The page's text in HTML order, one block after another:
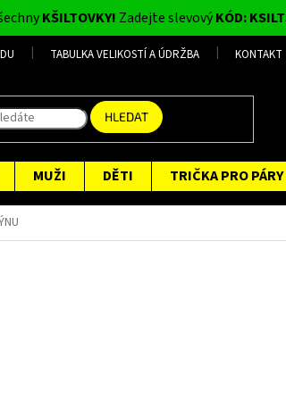
KŠILTOVKY! Zadejte slevovýKÓD:
TABULKA VELIKOSTÍ A ÚDRŽBA KONTAKT
HLEDAT
MUŽI DĚTI TRIČKA PRO PÁRY